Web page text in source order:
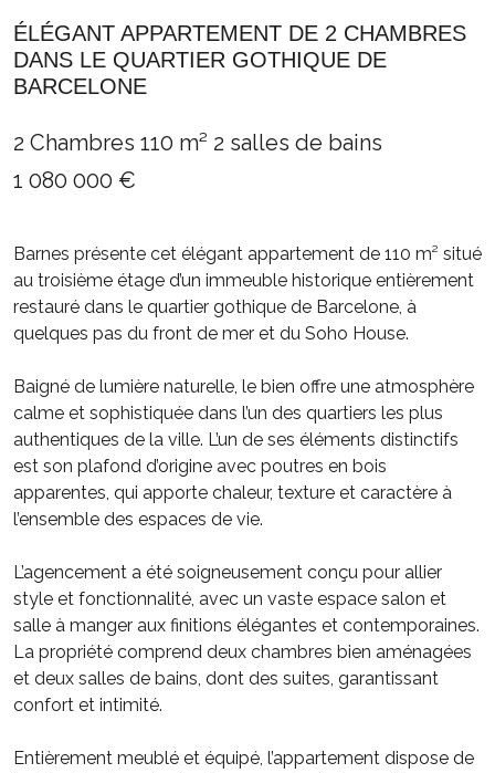
ÉLÉGANT APPARTEMENT DE 2 CHAMBRES
DANS LE QUARTIER GOTHIQUE DE
BARCELONE
2 Chambres 110 m² 2 salles de bains
1 080 000 €
Barnes présente cet élégant appartement de 110 m² situé
au troisième étage d’un immeuble historique entièrement
restauré dans le quartier gothique de Barcelone, à
quelques pas du front de mer et du Soho House.
Baigné de lumière naturelle, le bien offre une atmosphère
calme et sophistiquée dans l’un des quartiers les plus
authentiques de la ville. L’un de ses éléments distinctifs
est son plafond d’origine avec poutres en bois
apparentes, qui apporte chaleur, texture et caractère à
l’ensemble des espaces de vie.
L’agencement a été soigneusement conçu pour allier
style et fonctionnalité, avec un vaste espace salon et
salle à manger aux finitions élégantes et contemporaines.
La propriété comprend deux chambres bien aménagées
et deux salles de bains, dont des suites, garantissant
confort et intimité.
Entièrement meublé et équipé, l’appartement dispose de